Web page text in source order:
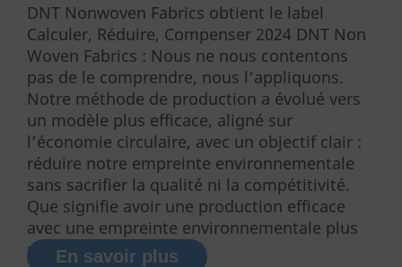
DNT Nonwoven Fabrics obtient le label
Calculer, Réduire, Compenser 2024 DNT Non
Woven Fabrics : Nous ne nous contentons
pas de le comprendre, nous l’appliquons.
Notre méthode de production a évolué vers
un modèle plus efficace, aligné sur
l’économie circulaire, avec un objectif clair :
réduire notre empreinte environnementale
sans sacrifier la qualité ni la compétitivité.
Que signifie avoir une production efficace
avec une empreinte environnementale plus
petite ? Parler ...
En savoir plus